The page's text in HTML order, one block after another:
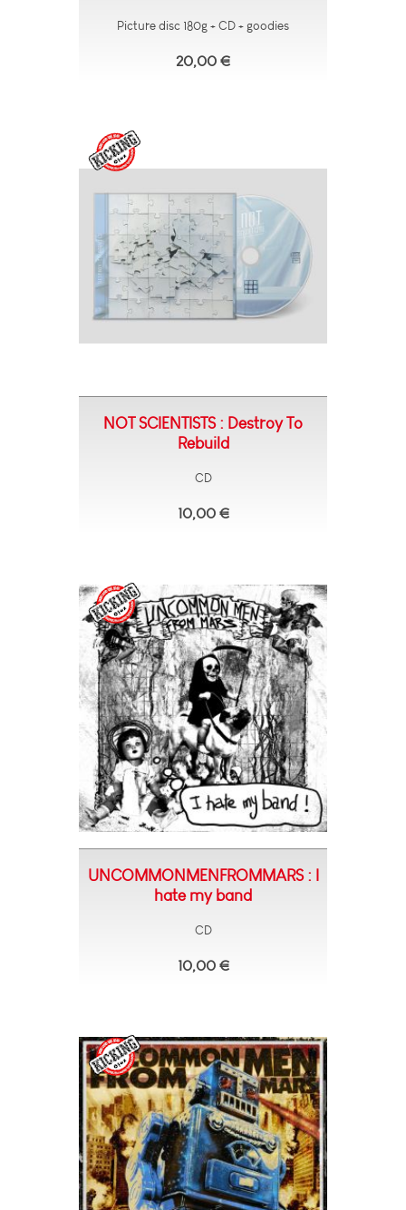
Picture disc 180g + CD + goodies
20,00 €
NOT SCIENTISTS : Destroy To
Rebuild
CD
10,00 €
UNCOMMONMENFROMMARS : I
hate my band
CD
10,00 €